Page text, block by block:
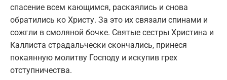
спасение всем кающимся, раскаялись и снова
обратились ко Христу. За это их связали спинами и
сожгли в смоляной бочке. Святые сестры Христина и
Каллиста страдальчески скончались, принеся
покаянную молитву Господу и искупив грех
отступничества.